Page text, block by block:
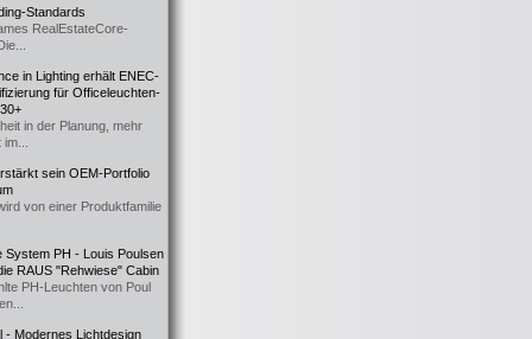
Standards
RealEstateCore-
in Lighting erhält ENEC-
für Officeleuchten-
in der Planung, mehr
sein OEM-Portfolio
von einer Produktfamilie
System PH - Louis Poulsen
RAUS "Rehwiese" Cabin
PH-Leuchten von Poul
- Modernes Lichtdesign